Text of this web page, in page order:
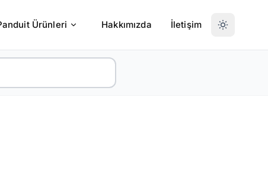
Ürünleri Hakkımızda İletişim